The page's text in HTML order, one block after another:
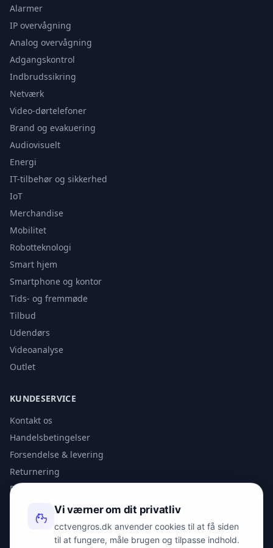
Alarmer
IP overvågning
Analog overvågning
Adgangskontrol
Indbrudssikring
Netværk
Video-dørtelefoner
Brand og evakuering
Audiovisuelt
Energi
IT-tilbehør og sikkerhed
IoT
Merchandise
Mobilitet
Robotteknologi
Smart hjem
Smartphone og kontor
Tids- og fremmøde
Tilbud
Udendørs
Videoanalyse
Outlet
KUNDESERVICE
Kontakt os
Handelsbetingelser
Forsendelse & levering
Returnering
Privatlivspolitik
KONTAKT
info@spyman.dk
Vi værner om dit privatliv
cctvengros.dk anvender cookies til at få siden
til at fungere, måle brugen og tilpasse indhold.